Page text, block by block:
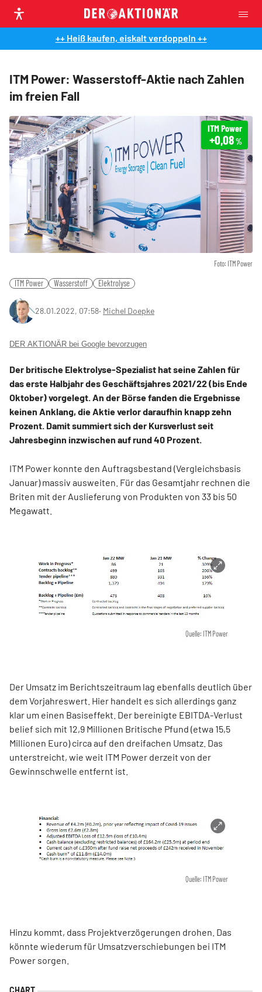
++ Heiß kaufen, eiskalt verdoppeln ++
ITM Power: Wasserstoff-Aktie nach Zahlen
im freien Fall
Foto: ITM Power
ITM Power
+0,08%
ITM Power Wasserstoff Elektrolyse
28.01.2022, 07:58‧ Michel Doepke
DER AKTIONÄR bei Google bevorzugen
Der britische Elektrolyse-Spezialist hat seine Zahlen für
das erste Halbjahr des Geschäftsjahres 2021/22 (bis Ende
Oktober) vorgelegt. An der Börse fanden die Ergebnisse
keinen Anklang, die Aktie verlor daraufhin knapp zehn
Prozent. Damit summiert sich der Kursverlust seit
Jahresbeginn inzwischen auf rund 40 Prozent.
ITM Power konnte den Auftragsbestand (Vergleichsbasis
Januar) massiv ausweiten. Für das Gesamtjahr rechnen die
Briten mit der Auslieferung von Produkten von 33 bis 50
Megawatt.
Quelle: ITM Power
Der Umsatz im Berichtszeitraum lag ebenfalls deutlich über
dem Vorjahreswert. Hier handelt es sich allerdings ganz
klar um einen Basiseffekt. Der bereinigte EBITDA-Verlust
belief sich mit 12,9 Millionen Britische Pfund (etwa 15,5
Millionen Euro) circa auf den dreifachen Umsatz. Das
unterstreicht, wie weit ITM Power derzeit von der
Gewinnschwelle entfernt ist.
Quelle: ITM Power
Hinzu kommt, dass Projektverzögerungen drohen. Das
könnte wiederum für Umsatzverschiebungen bei ITM
Power sorgen.